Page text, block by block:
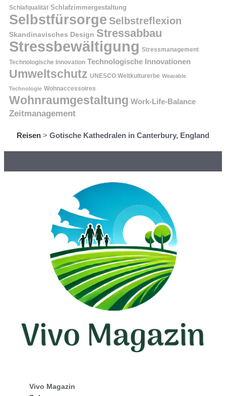
Schlafqualität Schlafzimmergestaltung
Selbstfürsorge Selbstreflexion
Skandinavisches Design Stressabbau
Stressbewältigung Stressmanagement
Technologische Innovation Technologische Innovationen
Umweltschutz UNESCO Weltkulturerbe Wearable
Technologie Wohnaccessoires
Wohnraumgestaltung Work-Life-Balance
Zeitmanagement
Reisen > Gotische Kathedralen in Canterbury, England
Vivo Magazin